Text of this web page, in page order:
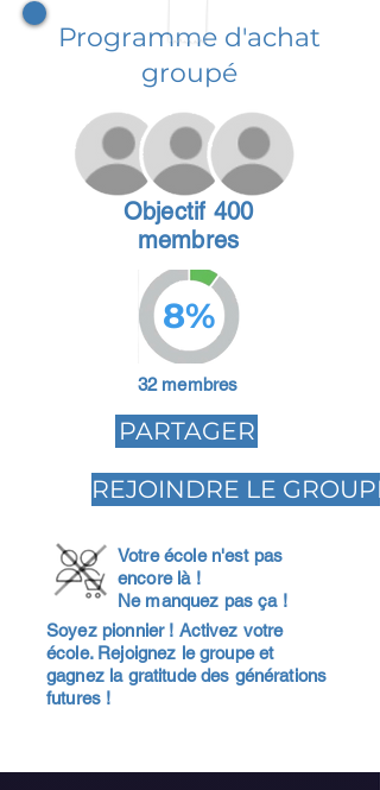
Programme d'achat
groupé
Objectif 400
membres
8%
32 membres
PARTAGER
REJOINDRE LE GROUPE
Votre école n'est pas
encore là !
Ne manquez pas ça !
Soyez pionnier ! Activez votre
école. Rejoignez le groupe et
gagnez la gratitude des générations
futures !